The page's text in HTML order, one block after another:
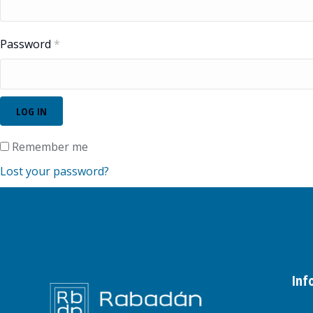
Password *
LOG IN
Remember me
Lost your password?